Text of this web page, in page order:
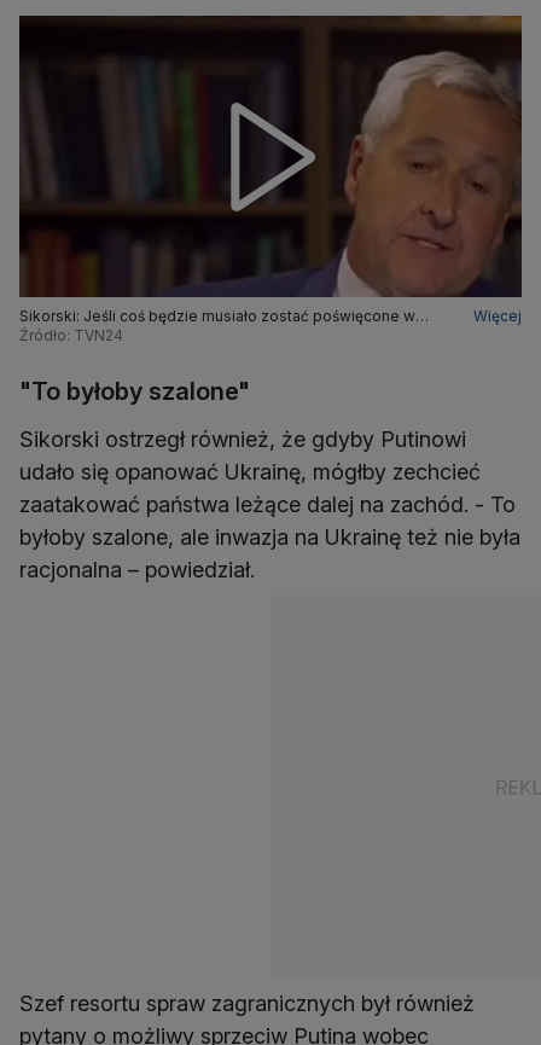
Sikorski: Jeśli coś będzie musiało zostać poświęcone w
kwestii pokoju, to tylko Ukraina będzie mogła tego dokonać
Więcej
Źródło: TVN24
"To byłoby szalone"
Sikorski ostrzegł również, że gdyby Putinowi
udało się opanować Ukrainę, mógłby zechcieć
zaatakować państwa leżące dalej na zachód. - To
byłoby szalone, ale inwazja na Ukrainę też nie była
racjonalna – powiedział.
Szef resortu spraw zagranicznych był również
pytany o możliwy sprzeciw Putina wobec